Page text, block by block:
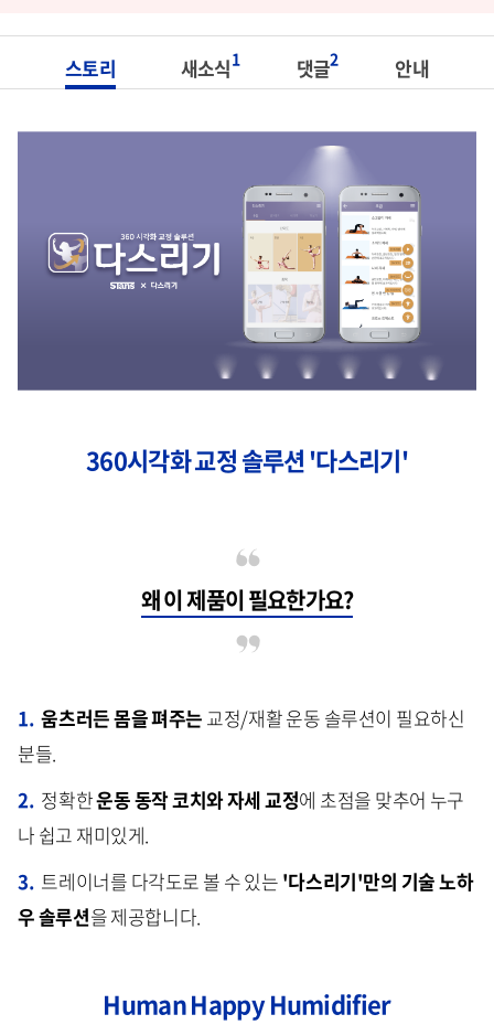
스토리 새소식1 댓글2 안내
360시각화 교정 솔루션 '다스리기'
왜 이 제품이 필요한가요?
1. 움츠러든 몸을 펴주는 교정/재활 운동 솔루션이 필요하신
분들.
2. 정확한운동 동작 코치와 자세 교정에 초점을 맞추어 누구
나 쉽고 재미있게.
3. 트레이너를 다각도로 볼 수 있는 '다스리기'만의 기술 노하
우 솔루션을 제공합니다.
Human Happy Humidifier